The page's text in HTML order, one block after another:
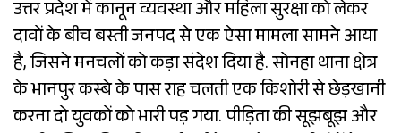
उत्तर प्रदेश में कानून व्यवस्था और महिला सुरक्षा को लेकर
दावों के बीच बस्ती जनपद से एक ऐसा मामला सामने आया
है, जिसने मनचलों को कड़ा संदेश दिया है. सोनहा थाना क्षेत्र
के भानपुर कस्बे के पास राह चलती एक किशोरी से छेड़खानी
करना दो युवकों को भारी पड़ गया. पीड़िता की सूझबूझ और